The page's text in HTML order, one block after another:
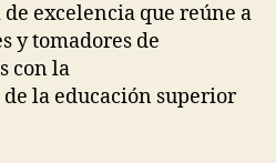
excelencia que reúne a
y tomadores de
con la
la educación superior